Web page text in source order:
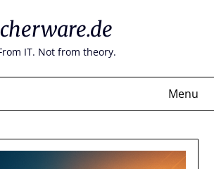
cherware.de
IT. Not from theory.
Menu